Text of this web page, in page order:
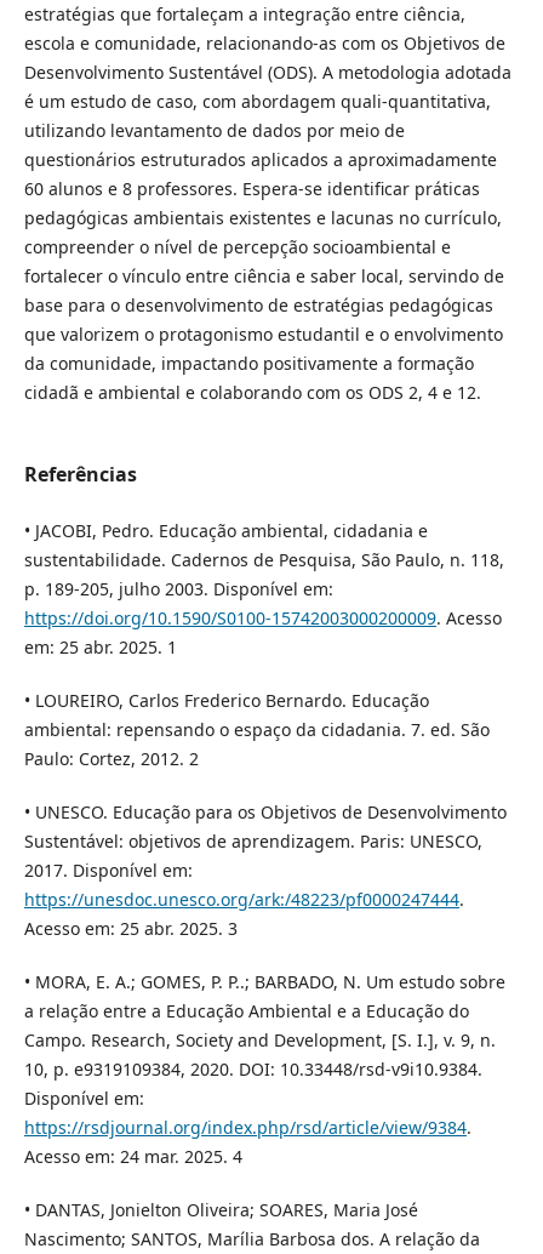
estratégias que fortaleçam a integração entre ciência,
escola e comunidade, relacionando-as com os Objetivos de
Desenvolvimento Sustentável (ODS). A metodologia adotada
é um estudo de caso, com abordagem quali-quantitativa,
utilizando levantamento de dados por meio de
questionários estruturados aplicados a aproximadamente
60 alunos e 8 professores. Espera-se identificar práticas
pedagógicas ambientais existentes e lacunas no currículo,
compreender o nível de percepção socioambiental e
fortalecer o vínculo entre ciência e saber local, servindo de
base para o desenvolvimento de estratégias pedagógicas
que valorizem o protagonismo estudantil e o envolvimento
da comunidade, impactando positivamente a formação
cidadã e ambiental e colaborando com os ODS 2, 4 e 12.
Referências
• JACOBI, Pedro. Educação ambiental, cidadania e
sustentabilidade. Cadernos de Pesquisa, São Paulo, n. 118,
p. 189-205, julho 2003. Disponível em:
https://doi.org/10.1590/S0100-15742003000200009. Acesso
em: 25 abr. 2025. 1
• LOUREIRO, Carlos Frederico Bernardo. Educação
ambiental: repensando o espaço da cidadania. 7. ed. São
Paulo: Cortez, 2012. 2
• UNESCO. Educação para os Objetivos de Desenvolvimento
Sustentável: objetivos de aprendizagem. Paris: UNESCO,
2017. Disponível em:
https://unesdoc.unesco.org/ark:/48223/pf0000247444.
Acesso em: 25 abr. 2025. 3
• MORA, E. A.; GOMES, P. P..; BARBADO, N. Um estudo sobre
a relação entre a Educação Ambiental e a Educação do
Campo. Research, Society and Development, [S. I.], v. 9, n.
10, p. e9319109384, 2020. DOI: 10.33448/rsd-v9i10.9384.
Disponível em:
https://rsdjournal.org/index.php/rsd/article/view/9384.
Acesso em: 24 mar. 2025. 4
• DANTAS, Jonielton Oliveira; SOARES, Maria José
Nascimento; SANTOS, Marília Barbosa dos. A relação da